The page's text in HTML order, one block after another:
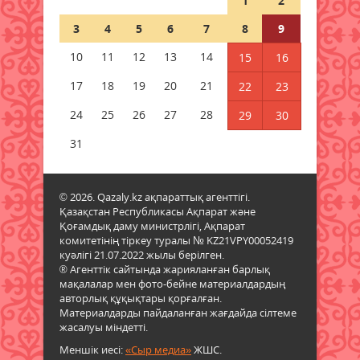
Синоптиктер дабыл қақты:
Қазақстанда аптап +43 градусқа
жетеді
09 тамыз 2026 ж.
Құрметті зейнет демалысына
шығарып салды
«Таза Қазақстан» жалпыұлттық
экологиялық акциясы аясында
сенбілік өтті
09 тамыз 2026 ж. 42
Қазалы қаласында жаңа спорт
алаңы ашылды
09 тамыз 2026 ж.
3
4 5 6 7 8
9
10
11 12 13 14 15
16
17
18 19 20 21 22
23
24
25 26 27 28 29
30
31
© 2026. Qazaly.kz ақпараттық агенттігі.
Қазақстан Республикасы Ақпарат және
Қоғамдық даму министрлігі, Ақпарат
комитетінің тіркеу туралы № KZ21VPY00052419
куәлігі 21.07.2022 жылы берілген.
® Агенттік сайтында жарияланған барлық
мақалалар мен фото-бейне материалдардың
авторлық құқықтары қорғалған.
Материалдарды пайдаланған жағдайда сілтеме
жасалуы міндетті.
Меншік иесі:«Сыр медиа»ЖШС.